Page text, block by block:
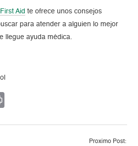
Aid te ofrece unos consejos
para atender a alguien lo mejor
llegue ayuda médica.
Proximo Post: